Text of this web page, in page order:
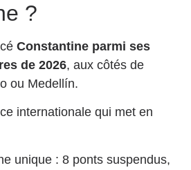
?
Constantine parmi ses
de 2026, aux côtés de
ou Medellín.
internationale qui met en
unique : 8 ponts suspendus,